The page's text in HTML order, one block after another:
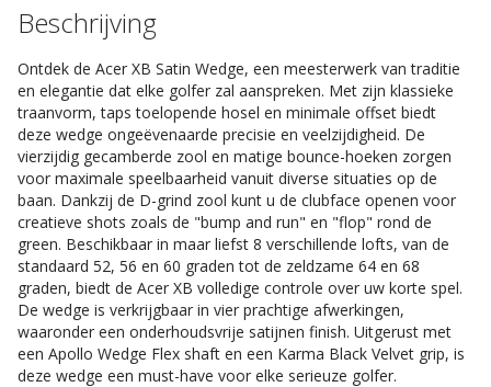
Beschrijving
Ontdek de Acer XB Satin Wedge, een meesterwerk van traditie
en elegantie dat elke golfer zal aanspreken. Met zijn klassieke
traanvorm, taps toelopende hosel en minimale offset biedt
deze wedge ongeëvenaarde precisie en veelzijdigheid. De
vierzijdig gecamberde zool en matige bounce-hoeken zorgen
voor maximale speelbaarheid vanuit diverse situaties op de
baan. Dankzij de D-grind zool kunt u de clubface openen voor
creatieve shots zoals de "bump and run" en "flop" rond de
green. Beschikbaar in maar liefst 8 verschillende lofts, van de
standaard 52, 56 en 60 graden tot de zeldzame 64 en 68
graden, biedt de Acer XB volledige controle over uw korte spel.
De wedge is verkrijgbaar in vier prachtige afwerkingen,
waaronder een onderhoudsvrije satijnen finish. Uitgerust met
een Apollo Wedge Flex shaft en een Karma Black Velvet grip, is
deze wedge een must-have voor elke serieuze golfer.